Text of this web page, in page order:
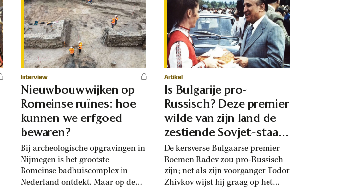
Interview
Nieuwbouwwijken op
Romeinse ruïnes: hoe
kunnen we erfgoed
bewaren?
Bij archeologische opgravingen in
Nijmegen is het grootste
Romeinse badhuiscomplex in
Nederland ontdekt. Maar op de
Artikel
Is Bulgarije pro-
Russisch? Deze premier
wilde van zijn land de
zestiende Sovjet-staat
maken
De kersverse Bulgaarse premier
Roemen Radev zou pro-Russisch
zijn; net als zijn voorganger Todor
Zhivkov wijst hij graag op het